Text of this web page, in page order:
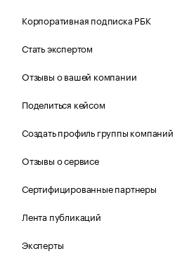
Корпоративная подписка РБК
Стать экспертом
Отзывы о вашей компании
Поделиться кейсом
Создать профиль группы компаний
Отзывы о сервисе
Сертифицированные партнеры
Лента публикаций
Эксперты